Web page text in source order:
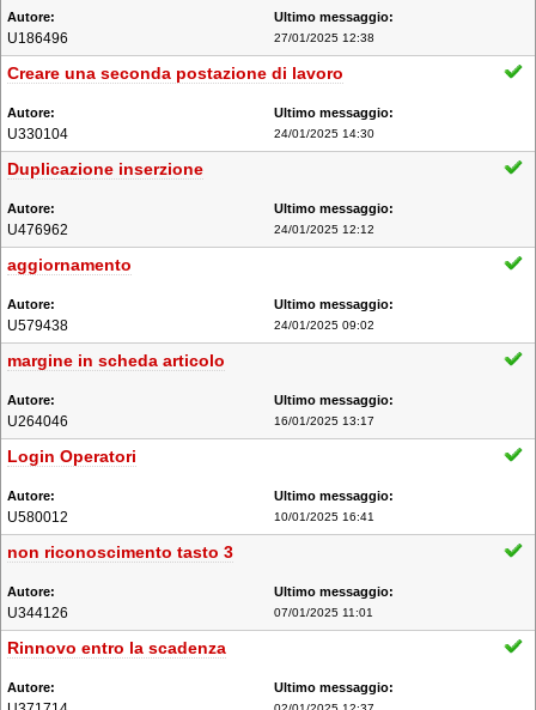
U186496 27/01/2025 12:38
Creare una seconda postazione di lavoro
U330104 24/01/2025 14:30
Duplicazione inserzione
U476962 24/01/2025 12:12
aggiornamento
U579438 24/01/2025 09:02
margine in scheda articolo
U264046 16/01/2025 13:17
Login Operatori
U580012 10/01/2025 16:41
non riconoscimento tasto 3
U344126 07/01/2025 11:01
Rinnovo entro la scadenza